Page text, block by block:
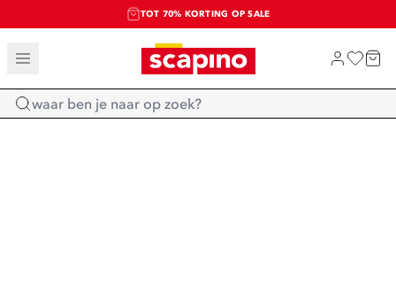
TOT 70% KORTING OP SALE
SALE: LAATSTE KANS!
SHOP NIEUW
Home